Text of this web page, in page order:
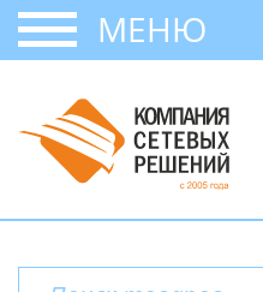
МЕНЮ